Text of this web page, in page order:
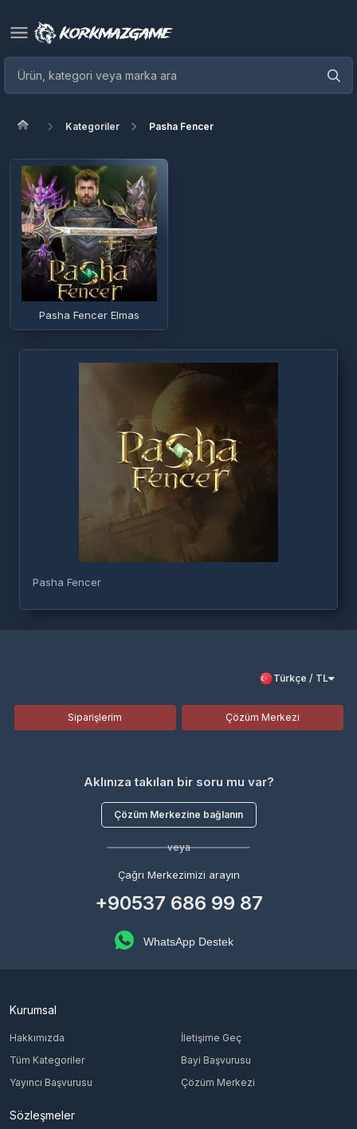
Kategoriler Pasha Fencer
Pasha Fencer Elmas
Pasha Fencer
Türkçe / TL
Siparişlerim Çözüm Merkezi
Aklınıza takılan bir soru mu var?
Çözüm Merkezine bağlanın
veya
Çağrı Merkezimizi arayın
+90537 686 99 87
WhatsApp Destek
Kurumsal
Hakkımızda
İletişime Geç
Tüm Kategoriler
Bayi Başvurusu
Yayıncı Başvurusu
Çözüm Merkezi
Sözleşmeler